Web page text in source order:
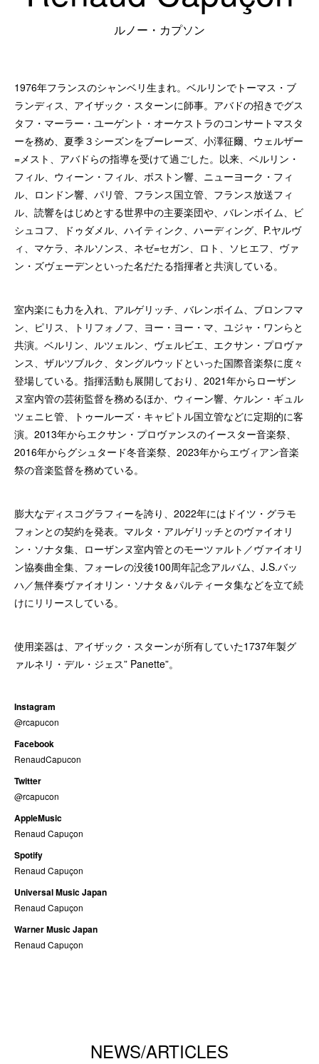
ルノー・カプソン
1976年フランスのシャンベリ生まれ。ベルリンでトーマス・ブ
ランディス、アイザック・スターンに師事。アバドの招きでグス
タフ・マーラー・ユーゲント・オーケストラのコンサートマスタ
ーを務め、夏季３シーズンをブーレーズ、小澤征爾、ウェルザー
=メスト、アバドらの指導を受けて過ごした。以来、ベルリン・
フィル、ウィーン・フィル、ボストン響、ニューヨーク・フィ
ル、ロンドン響、パリ管、フランス国立管、フランス放送フィ
ル、読響をはじめとする世界中の主要楽団や、バレンボイム、ビ
シュコフ、ドゥダメル、ハイティンク、ハーディング、P.ヤルヴ
ィ、マケラ、ネルソンス、ネゼ=セガン、ロト、ソヒエフ、ヴァ
ン・ズヴェーデンといった名だたる指揮者と共演している。
室内楽にも力を入れ、アルゲリッチ、バレンボイム、ブロンフマ
ン、ピリス、トリフォノフ、ヨー・ヨー・マ、ユジャ・ワンらと
共演。ベルリン、ルツェルン、ヴェルビエ、エクサン・プロヴァ
ンス、ザルツブルク、タングルウッドといった国際音楽祭に度々
登場している。指揮活動も展開しており、2021年からローザン
ヌ室内管の芸術監督を務めるほか、ウィーン響、ケルン・ギュル
ツェニヒ管、トゥールーズ・キャピトル国立管などに定期的に客
演。2013年からエクサン・プロヴァンスのイースター音楽祭、
2016年からグシュタード冬音楽祭、2023年からエヴィアン音楽
祭の音楽監督を務めている。
膨大なディスコグラフィーを誇り、2022年にはドイツ・グラモ
フォンとの契約を発表。マルタ・アルゲリッチとのヴァイオリ
ン・ソナタ集、ローザンヌ室内管とのモーツァルト／ヴァイオリ
ン協奏曲全集、フォーレの没後100周年記念アルバム、J.S.バッ
ハ／無伴奏ヴァイオリン・ソナタ＆パルティータ集などを立て続
けにリリースしている。
使用楽器は、アイザック・スターンが所有していた1737年製グ
ァルネリ・デル・ジェス” Panette”。
Instagram
@rcapucon
Facebook
RenaudCapucon
Twitter
@rcapucon
AppleMusic
Renaud Capuçon
Spotify
Renaud Capuçon
Universal Music Japan
Renaud Capuçon
Warner Music Japan
Renaud Capuçon
NEWS/ARTICLES